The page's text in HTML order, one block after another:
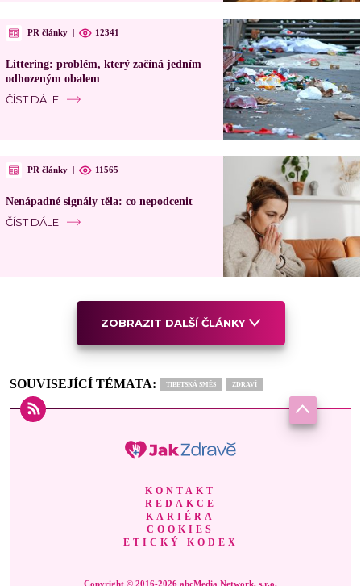
PR články | 12341
Littering: problém, který začíná jedním
odhozeným obalem
ČÍST DÁLE
PR články | 11565
Nenápadné signály těla: co nepodcenit
ČÍST DÁLE
ZOBRAZIT DALŠÍ ČLÁNKY
SOUVISEJÍCÍ TÉMATA: TIBETSKÁ SMĚS ZDRAVÍ
KONTAKT
REDAKCE
KARIÉRA
COOKIES
ETICKÝ KODEX
Copyright © 2016-2026 abcMedia Network, s.r.o.